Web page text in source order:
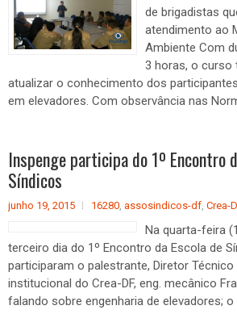
de brigadistas
atendimento ao
Ambiente Com
3 horas, o curso
atualizar o conhecimento dos
em elevadores. Com observância nas
Inspenge participa do 1º Encontro
Síndicos
junho 19, 2015 16280 assosindicos-df Crea-
Na quarta-feira
terceiro dia do 1º Encontro da Escola de
participaram o palestrante, Diretor
institucional do Crea-DF, eng. mecânico
falando sobre engenharia de elevadores; o